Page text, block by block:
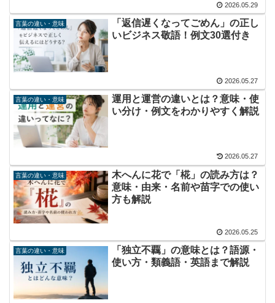
2026.05.29
言葉の違い・意味
「返信遅くなってごめん」の正し
いビジネス敬語！例文30選付き
2026.05.27
言葉の違い・意味
運用と運営の違いとは？意味・使
い分け・例文をわかりやすく解説
2026.05.27
言葉の違い・意味
木へんに花で「椛」の読み方は？
意味・由来・名前や苗字での使い
方も解説
2026.05.25
言葉の違い・意味
「独立不覊」の意味とは？語源・
使い方・類義語・英語まで解説